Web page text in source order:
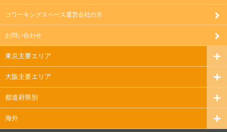
コワーキングスペース運営会社の方
お問い合わせ
東京主要エリア
大阪主要エリア
都道府県別
海外